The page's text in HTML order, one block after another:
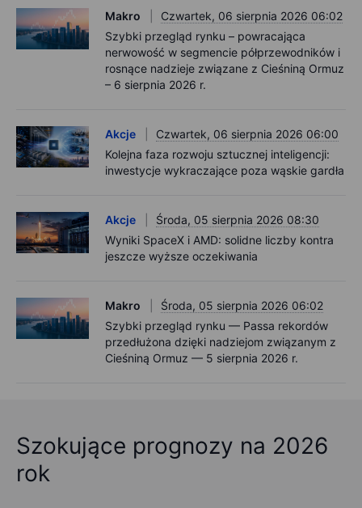
Makro
Czwartek, 06 sierpnia 2026 06:02
Szybki przegląd rynku – powracająca
nerwowość w segmencie półprzewodników i
rosnące nadzieje związane z Cieśniną Ormuz
– 6 sierpnia 2026 r.
Akcje
Czwartek, 06 sierpnia 2026 06:00
Kolejna faza rozwoju sztucznej inteligencji:
inwestycje wykraczające poza wąskie gardła
Akcje
Środa, 05 sierpnia 2026 08:30
Wyniki SpaceX i AMD: solidne liczby kontra
jeszcze wyższe oczekiwania
Makro
Środa, 05 sierpnia 2026 06:02
Szybki przegląd rynku — Passa rekordów
przedłużona dzięki nadziejom związanym z
Cieśniną Ormuz — 5 sierpnia 2026 r.
Szokujące prognozy na 2026
rok